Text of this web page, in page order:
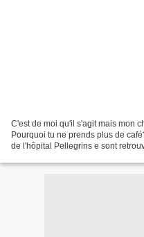
C'est de moi qu'il s'agit mais mon
Pourquoi tu ne prends plus de
de l'hôpital Pellegrins e sont